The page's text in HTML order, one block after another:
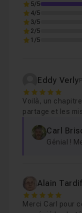
Leçon 3
Leçon 4
Leçon 5
Chapitre 2 :
Chapitre 3 :
5/5
4/5
3/5
2/5
1/5
Eddy Verly
5
Voilà, un
partage et les
Carl
Génial !
Alain Tardif
5
Merci Carl pour